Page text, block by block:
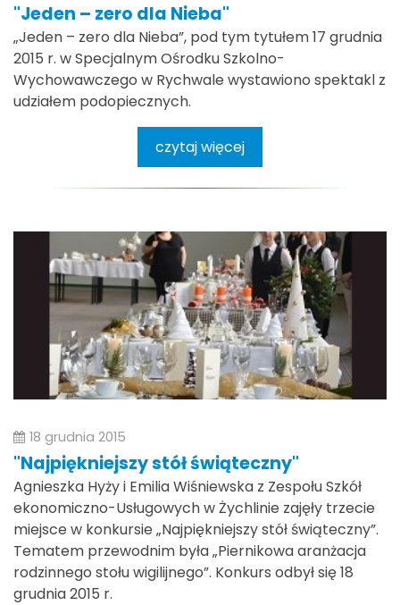
"Jeden – zero dla Nieba"
„Jeden – zero dla Nieba”, pod tym tytułem 17 grudnia
2015 r. w Specjalnym Ośrodku Szkolno-
Wychowawczego w Rychwale wystawiono spektakl z
udziałem podopiecznych.
czytaj więcej
18 grudnia 2015
"Najpiękniejszy stół świąteczny"
Agnieszka Hyży i Emilia Wiśniewska z Zespołu Szkół
ekonomiczno-Usługowych w Żychlinie zajęły trzecie
miejsce w konkursie „Najpiękniejszy stół świąteczny”.
Tematem przewodnim była „Piernikowa aranżacja
rodzinnego stołu wigilijnego”. Konkurs odbył się 18
grudnia 2015 r.